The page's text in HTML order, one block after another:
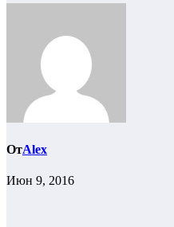
ОтAlex
Июн 9, 2016